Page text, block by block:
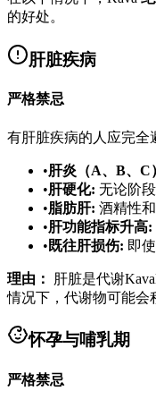
的好处。
肝脏疾病
严格禁忌
有肝脏疾病的人应完全
•肝炎（A、B、C
•肝硬化: 无论阶
•脂肪肝: 酒精性
•肝功能指标升高:
• 既往肝损伤: 即
理由：
肝脏是代谢
情况下，代谢物可能会
怀孕与哺乳期
严格禁忌